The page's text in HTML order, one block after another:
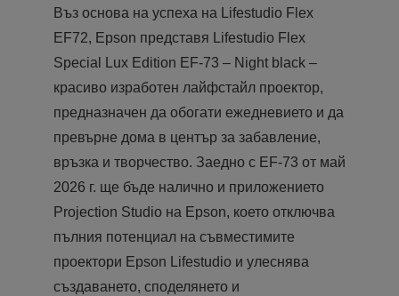
Въз основа на успеха на Lifestudio Flex
EF72, Epson представя Lifestudio Flex
Special Lux Edition EF-73 – Night black –
красиво изработен лайфстайл проектор,
предназначен да обогати ежедневието и да
превърне дома в център за забавление,
връзка и творчество. Заедно с EF-73 от май
2026 г. ще бъде налично и приложението
Projection Studio на Epson, което отключва
пълния потенциал на съвместимите
проектори Epson Lifestudio и улеснява
създаването, споделянето и